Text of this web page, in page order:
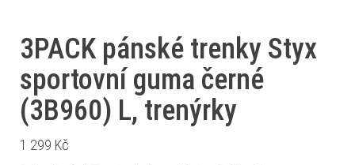
3PACK pánské trenky Styx
sportovní guma černé
(3B960) L, trenýrky
1 299 Kč